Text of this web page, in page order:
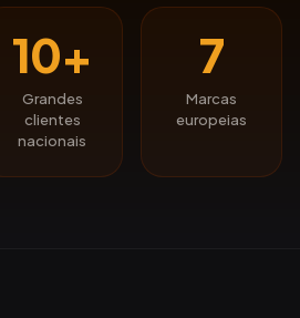
10+
Grandes
clientes
nacionais
7
Marcas
europeias